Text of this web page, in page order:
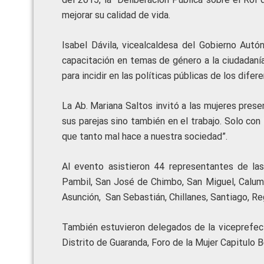
mejorar su calidad de vida.
Isabel Dávila, vicealcaldesa del Gobierno
capacitación en temas de género a la
para incidir en las políticas públicas de los
La Ab. Mariana Saltos invitó a las mujeres
sus parejas sino también en el trabajo. Solo
que tanto mal hace a nuestra sociedad”.
Al evento asistieron 44 representantes de
Pambil, San José de Chimbo, San Miguel,
Asunción, San Sebastián, Chillanes, Santiago,
También estuvieron delegados de la
Distrito de Guaranda, Foro de la Mujer Capitulo